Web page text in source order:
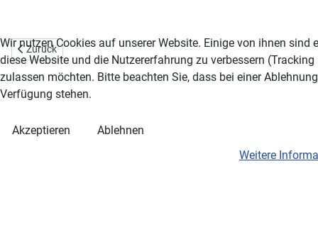
Vorheriger Beitrag: Startseite
Zurück
Wir nutzen Cookies auf unserer Website. Einige von ihnen
diese Website und die Nutzererfahrung zu verbessern
zulassen möchten. Bitte beachten Sie, dass bei einer
Verfügung stehen.
Akzeptieren
Ablehnen
Weitere